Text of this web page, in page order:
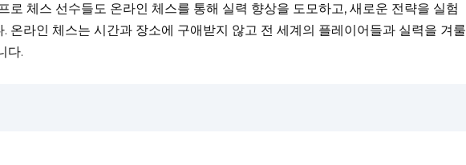
로 체스 선수들도 온라인 체스를 통해 실력 향상을 도모하고, 새로운 전략을 실험
온라인 체스는 시간과 장소에 구애받지 않고 전 세계의 플레이어들과 실력을 겨룰
다.